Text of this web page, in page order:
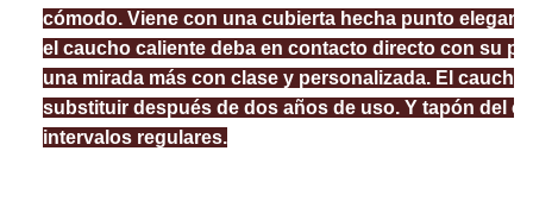
cómodo. Viene con una cubierta hecha punto
el caucho caliente deba en contacto directo con su
una mirada más con clase y personalizada. El
substituir después de dos años de uso. Y tapón del
intervalos regulares.